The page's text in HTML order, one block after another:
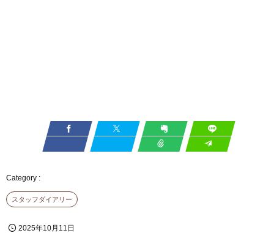
スタッフダイアリー
2025年10月11日